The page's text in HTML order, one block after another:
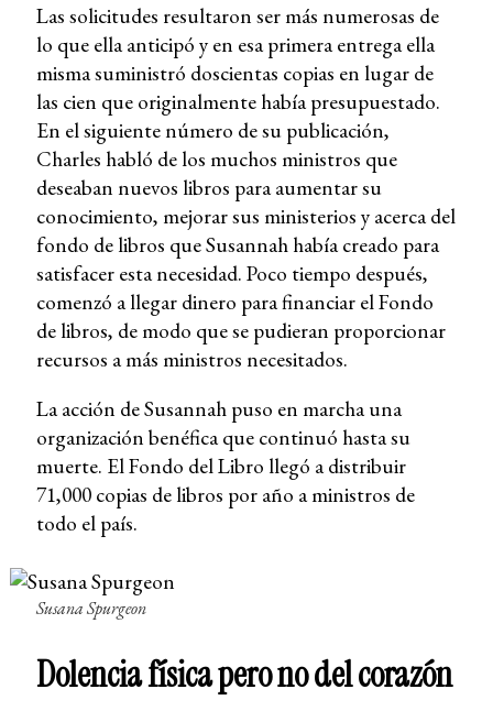
Las solicitudes resultaron ser más numerosas de
lo que ella anticipó y en esa primera entrega ella
misma suministró doscientas copias en lugar de
las cien que originalmente había presupuestado.
En el siguiente número de su publicación,
Charles habló de los muchos ministros que
deseaban nuevos libros para aumentar su
conocimiento, mejorar sus ministerios y acerca del
fondo de libros que Susannah había creado para
satisfacer esta necesidad. Poco tiempo después,
comenzó a llegar dinero para financiar el Fondo
de libros, de modo que se pudieran proporcionar
recursos a más ministros necesitados.
La acción de Susannah puso en marcha una
organización benéfica que continuó hasta su
muerte. El Fondo del Libro llegó a distribuir
71,000 copias de libros por año a ministros de
todo el país.
Susana Spurgeon
Dolencia física pero no del corazón